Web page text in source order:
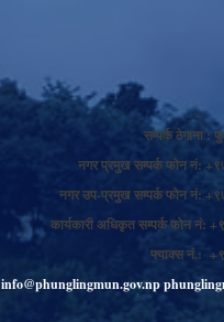
सम्पर्क ठेगाना :
नगर प्रमुख सम्पर्क फोन नं:
नगर उप-प्रमुख सम्पर्क फोन नं:
कार्यकारी अधिकृत सम्पर्क फोन नं:
फ्याक्स नं.:
info@phunglingmun.gov.np